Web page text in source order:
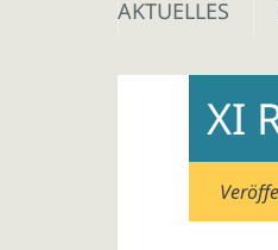
AKTUELLES
XI